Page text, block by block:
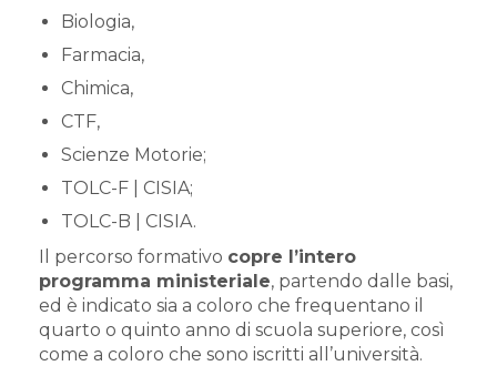
Biologia,
Farmacia,
Chimica,
CTF,
Scienze Motorie;
TOLC-F | CISIA;
TOLC-B | CISIA.
Il percorso formativo copre l’intero
programma ministeriale, partendo dalle basi,
ed è indicato sia a coloro che frequentano il
quarto o quinto anno di scuola superiore, così
come a coloro che sono iscritti all’università.